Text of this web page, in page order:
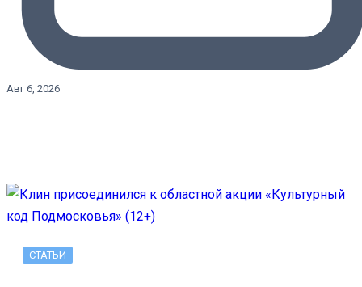
Авг 6, 2026
СТАТЬИ